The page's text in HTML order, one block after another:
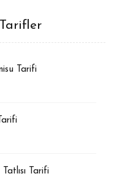
Tarifi
Tarifi